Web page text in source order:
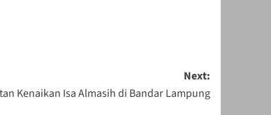
Next:
Kenaikan Isa Almasih di Bandar Lampung